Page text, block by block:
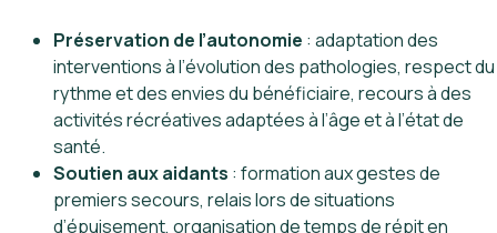
Préservation de l’autonomie : adaptation des
interventions à l’évolution des pathologies, respect du
rythme et des envies du bénéficiaire, recours à des
activités récréatives adaptées à l’âge et à l’état de
santé.
Soutien aux aidants : formation aux gestes de
premiers secours, relais lors de situations
d’épuisement, organisation de temps de répit en